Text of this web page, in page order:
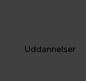
Uddannelser